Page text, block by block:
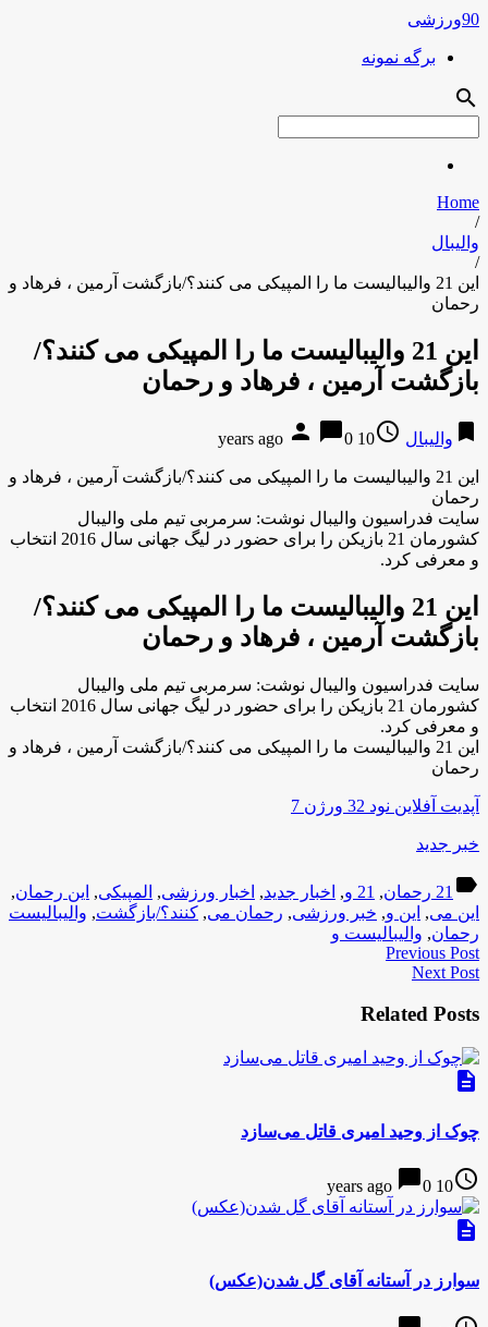
90ورزشی
برگه نمونه
search
Home
/
والیبال
/
این 21 والیبالیست ما را المپیکی می کنند؟/بازگشت آرمین ، فرهاد و
رحمان
این 21 والیبالیست ما را المپیکی می کنند؟/
بازگشت آرمین ، فرهاد و رحمان
bookmark والیبال access_time
10 years ago
person chat_bubble0
این 21 والیبالیست ما را المپیکی می کنند؟/بازگشت آرمین ، فرهاد و
رحمان
سایت فدراسیون والیبال نوشت: سرمربی تیم ملی والیبال
کشورمان 21 بازیکن را برای حضور در لیگ جهانی سال 2016 انتخاب
و معرفی کرد.
این 21 والیبالیست ما را المپیکی می کنند؟/
بازگشت آرمین ، فرهاد و رحمان
سایت فدراسیون والیبال نوشت: سرمربی تیم ملی والیبال
کشورمان 21 بازیکن را برای حضور در لیگ جهانی سال 2016 انتخاب
و معرفی کرد.
این 21 والیبالیست ما را المپیکی می کنند؟/بازگشت آرمین ، فرهاد و
رحمان
آپدیت آفلاین نود 32 ورژن 7
خبر جدید
label 21 رحمان , 21 و , اخبار جدید, اخبار ورزشی, المپیکی, این رحمان,
این می, این و, خبر ورزشی, رحمان می, کنند؟/بازگشت, والیبالیست
رحمان, والیبالیست و
Previous Post
Next Post
Related Posts
description
چوک از وحید امیرى قاتل مى‌سازد
access_time
10 years ago
chat_bubble0
description
سوارز در آستانه آقای گل شدن(عکس)